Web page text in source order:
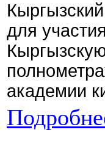
для
академии